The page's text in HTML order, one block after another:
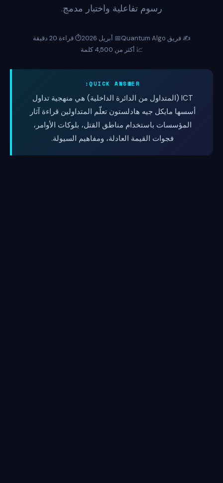
رسوم تفاعلية واختبار مدمج.
✍️ فريق Quantum Algo 📅 أبريل 2026
⏱️ قراءة 20 دقيقة
📈 أكثر من 4,500 كلمة
QUICK ANSWER:
ICT (المتداول من الدائرة الداخلية) هي منهجية تداول
أسسها مايكل جيه هادلستون تعلّم المتداولين قراءة آثار
المؤسسات باستخدام مناطق القتل، بلوكات الأوامر،
فجوات القيمة العادلة، ومفاهيم السيولة.